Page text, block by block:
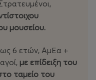
μουσείου.
6 ετών, ΑμΕα +
με επίδειξη του
ταμείο του